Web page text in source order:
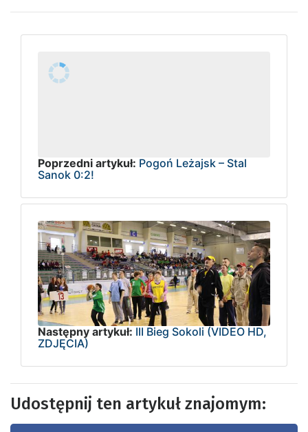
Poprzedni artykuł: Pogoń Leżajsk – Stal
Sanok 0:2!
Następny artykuł: III Bieg Sokoli (VIDEO HD,
ZDJĘCIA)
Udostępnij ten artykuł znajomym: